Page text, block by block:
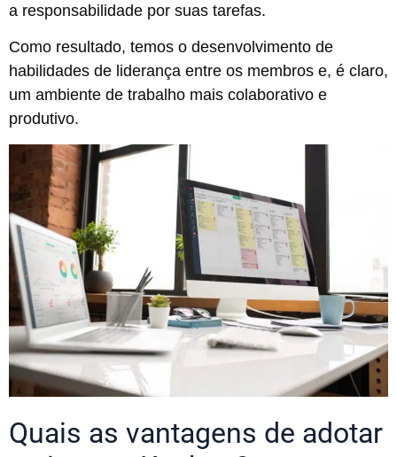
a responsabilidade por suas tarefas.
Como resultado, temos o desenvolvimento de
habilidades de liderança entre os membros e, é claro,
um ambiente de trabalho mais colaborativo e
produtivo.
Quais as vantagens de adotar